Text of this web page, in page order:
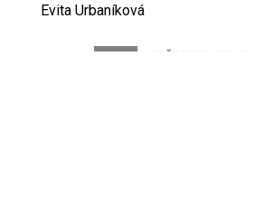
Evita Urbaníková